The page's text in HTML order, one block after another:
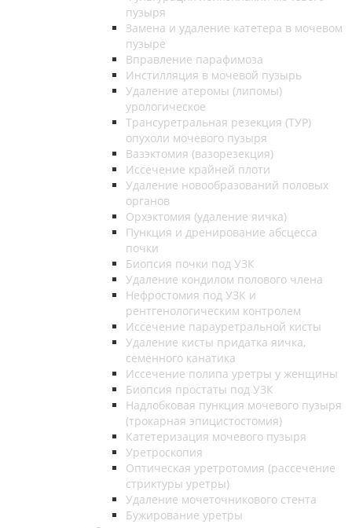
пузыря
Замена и удаление катетера в мочевом
пузыре
Вправление парафимоза
Инстилляция в мочевой пузырь
Удаление атеромы (липомы)
урологическое
Трансуретральная резекция (ТУР)
опухоли мочевого пузыря
Вазэктомия (вазорезекция)
Иссечение крайней плоти
Удаление новообразований половых
органов
Орхэктомия (удаление яичка)
Пункция и дренирование абсцесса
почки
Биопсия почки под УЗК
Удаление кондилом полового члена
Нефростомия под УЗК и
рентгенологическим контролем
Иссечение парауретральной кисты
Удаление кисты придатка яичка,
семенного канатика
Иссечение полипа уретры у женщины
Биопсия простаты под УЗК
Надлобковая пункция мочевого пузыря
(трокарная эпицистостомия)
Катетеризация мочевого пузыря
Уретроскопия
Оптическая уретротомия (рассечение
стриктуры уретры)
Удаление мочеточникового стента
Бужирование уретры